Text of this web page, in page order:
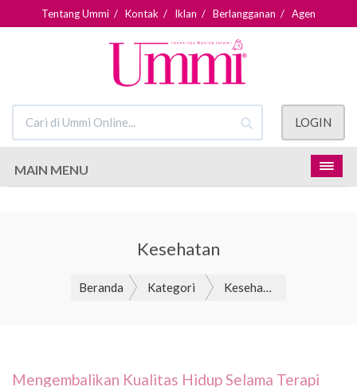
Tentang Ummi / Kontak / Iklan / Berlangganan / Agen
LOGIN
MAIN MENU
Kesehatan
Beranda Kategori Kesehatan
Mengembalikan Kualitas Hidup Selama Terapi